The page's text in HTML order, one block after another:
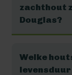
zachthout
Douglas?
Welke